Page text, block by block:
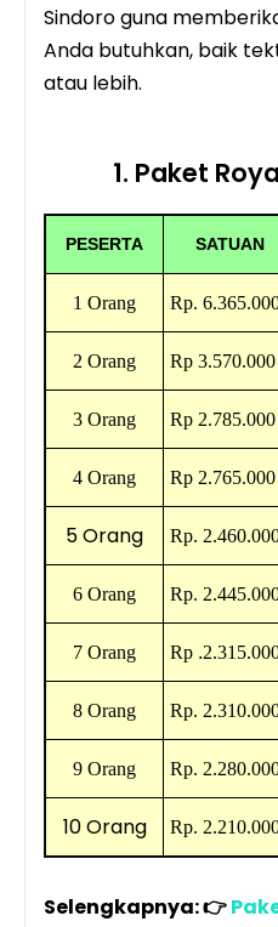
Sindoro guna
Anda butuhkan, baik
atau lebih.
1. Paket
PESERTA SATUAN
1 Orang Rp. 6
2 Orang Rp 3.570.000
3 Orang Rp 2.785.000
4 Orang Rp 2.765.000
5 Orang Rp.
6 Orang Rp.
7 Orang Rp .
8 Orang Rp. 2.310
9 Orang Rp. 2.280
10 Orang Rp. 2.210
Selengkapnya:👉